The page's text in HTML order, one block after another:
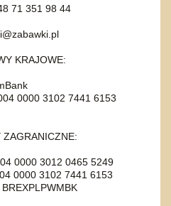
71 351 98 44
KRAJOWE:
0000 3102 7441 6153
ZAGRANICZNE:
0000 3012 0465 5249
0000 3102 7441 6153